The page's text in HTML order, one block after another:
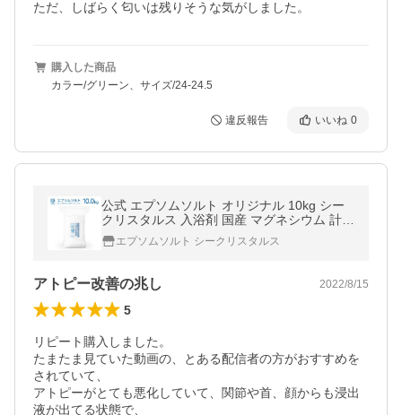
ただ、しばらく匂いは残りそうな気がしました。
購入した商品
カラー/グリーン、サイズ/24-24.5
違反報告 いいね 0
公式 エプソムソルト オリジナル 10kg シー
クリスタルス 入浴剤 国産 マグネシウム 計量
スプーン付【送料無料！(北海道・九州・沖
繩を除く）】
エプソムソルト シークリスタルス
アトピー改善の兆し 2022/8/15
5
リピート購入しました。
たまたま見ていた動画の、とある配信者の方がおすすめを
されていて、
アトピーがとても悪化していて、関節や首、顔からも浸出
液が出てる状態で、